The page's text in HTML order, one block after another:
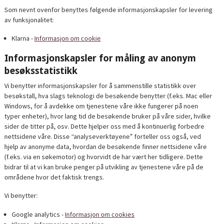
Som nevnt ovenfor benyttes følgende informasjonskapsler for levering
av funksjonalitet:
Klarna -Informasjon om cookie
Informasjonskapsler for måling av anonym
besøksstatistikk
Vi benytter informasjonskapsler for å sammenstille statistikk over
besøkstall, hva slags teknologi de besøkende benytter (f.eks. Mac eller
Windows, for å avdekke om tjenestene våre ikke fungerer på noen
typer enheter), hvor lang tid de besøkende bruker på våre sider, hvilke
sider de titter på, osv. Dette hjelper oss med å kontinuerlig forbedre
nettsidene våre. Disse “analyseverktøyene” forteller oss også, ved
hjelp av anonyme data, hvordan de besøkende finner nettsidene våre
(f.eks. via en søkemotor) og hvorvidt de har vært her tidligere. Dette
bidrar til at vi kan bruke penger på utvikling av tjenestene våre på de
områdene hvor det faktisk trengs.
Vi benytter:
Google analytics -Informasjon om cookies